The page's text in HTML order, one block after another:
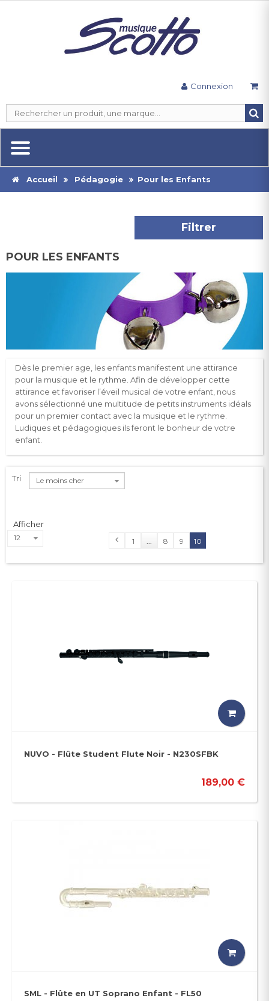
Connexion
Accueil Pédagogie Pour les Enfants
Filtrer
POUR LES ENFANTS
Dès le premier age, les enfants manifestent une attirance
pour la musique et le rythme. Afin de développer cette
attirance et favoriser l’éveil musical de votre enfant, nous
avons sélectionné une multitude de petits instruments idéals
pour un premier contact avec la musique et le rythme.
Ludiques et pédagogiques ils feront le bonheur de votre
enfant.
1 8 9 10
Tri Le moins cher
Afficher
12
NUVO - Flûte Student Flute Noir - N230SFBK
189,00 €
SML - Flûte en UT Soprano Enfant - FL50